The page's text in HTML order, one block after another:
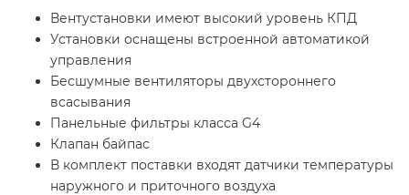
Вентустановки имеют высокий уровень КПД
Установки оснащены встроенной автоматикой
управления
Бесшумные вентиляторы двухстороннего
всасывания
Панельные фильтры класса G4
Клапан байпас
В комплект поставки входят датчики температуры
наружного и приточного воздуха